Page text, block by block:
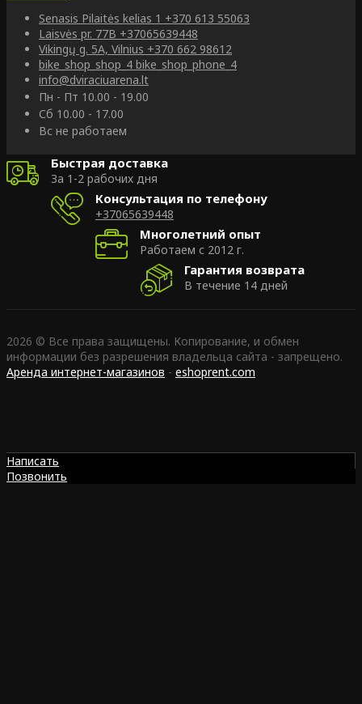
Senasis Pilaitės kelias 1 +370 613 55063
Laisvės pr. 77B +37065639448
Vikingų g. 5A, Vilnius +370 662 98612
bike_shop_shop_4 bike_shop_phone_4
info@dviraciuarena.lt
Пн - Пт 10.00 - 19.00
Сб 10.00 - 17.00
Вс не работаем
Быстрая доставка
За 1-2 рабочих дня
Консультация по телефону
+37065639448
Многолетний опыт
Работаем с 2012 г.
Гарантия возврата
В течение 14 дней
2026 © Все права защищены. Копирование, и обмен
информации без разрешения владельца сайта - запрещено.
Аренда интернет-магазинов - eshoprent.com
Написать
Позвонить